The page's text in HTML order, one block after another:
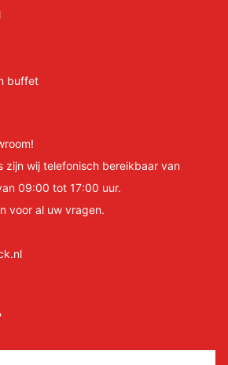
buffet
zijn wij telefonisch bereikbaar van
09:00 tot 17:00 uur.
voor al uw vragen.